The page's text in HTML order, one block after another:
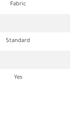
Fabric
Standard
Yes